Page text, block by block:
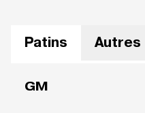
Patins Autres
GM